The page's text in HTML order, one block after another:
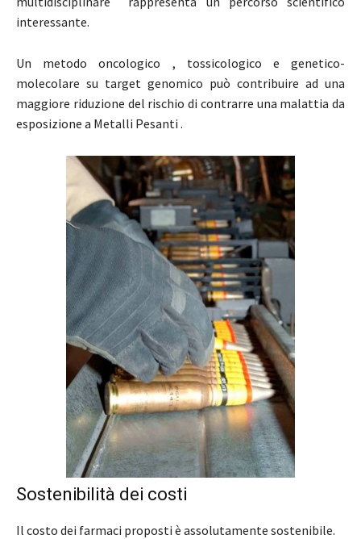
interessante.
Un metodo oncologico , tossicologico e genetico-
molecolare su target genomico può contribuire ad una
maggiore riduzione del rischio di contrarre una malattia da
esposizione a Metalli Pesanti .
Sostenibilità dei costi
Il costo dei farmaci proposti è assolutamente sostenibile.